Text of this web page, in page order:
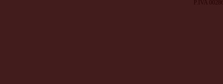
P.IVA